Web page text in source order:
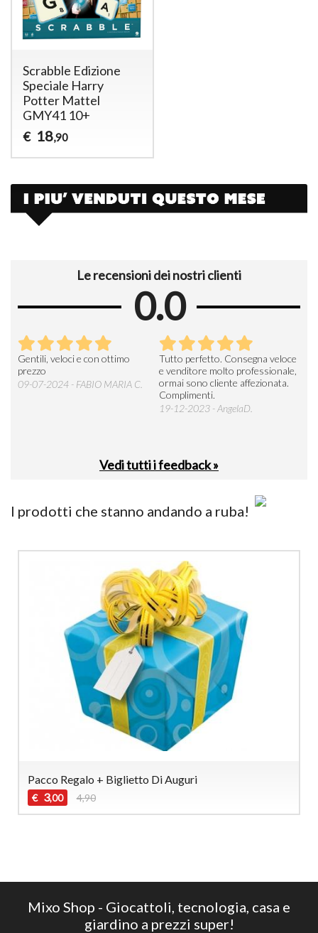
Scrabble Edizione
Speciale Harry
Potter Mattel
GMY41 10+
€ 18,90
Le recensioni dei nostri clienti
0.0
Gentili, veloci e con ottimo
prezzo
09-07-2024 - FABIO MARIA C.
Tutto perfetto. Consegna veloce
e venditore molto professionale,
ormai sono cliente affezionata.
Complimenti.
19-12-2023 - AngelaD.
Vedi tutti i feedback »
I prodotti che stanno andando a ruba!
Pacco Regalo + Biglietto Di Auguri
€ 3,00 4,90
Mixo Shop - Giocattoli, tecnologia, casa e
giardino a prezzi super!